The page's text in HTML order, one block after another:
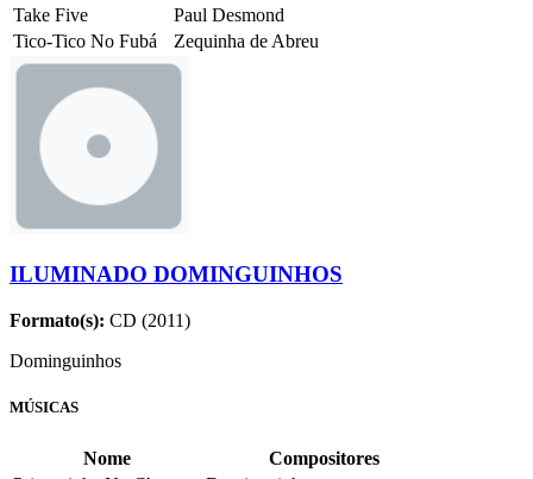
Take Five
Paul Desmond
Tico-Tico No Fubá
Zequinha de Abreu
ILUMINADO DOMINGUINHOS
Formato(s): CD (2011)
Dominguinhos
MÚSICAS
Nome
Compositores